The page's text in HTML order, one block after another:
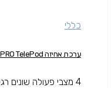
כללי
ערכת אחיזה JOBY GripTight PRO TelePod
4 מצבי פעולה שונים